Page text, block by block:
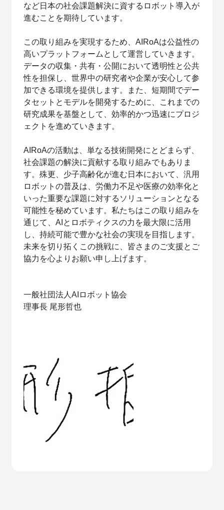
など日本の社会課題解決に資するロボット導入が
進むことを期待しています。
この取り組みを実現するため、AIRoAは公益性の
高いプラットフォームとして運営していきます。
データの収集・共有・公開において透明性と公共
性を担保し、世界中の研究者や企業が安心して参
加できる環境を提供します。また、短期間でデー
タセットとモデルを開発するために、これまでの
研究成果を基盤として、効率的かつ迅速にプロジ
ェクトを進めていきます。
AIRoAの活動は、単なる技術開発にとどまらず、
社会課題の解決に貢献する取り組みでもありま
す。殊更、少子高齢化が進む日本において、汎用
ロボットの普及は、労働力不足や医療の効率化と
いった重要な課題に対するソリューションとなる
可能性を秘めています。私たちはこの取り組みを
通じて、AIとロボティクスの力を最大限に活用
し、持続可能で豊かな社会の実現を目指します。
未来を切り拓くこの挑戦に、皆さまのご支援とご
協力を心よりお願い申し上げます。
一般社団法人AIロボット協会
理事長 尾形哲也